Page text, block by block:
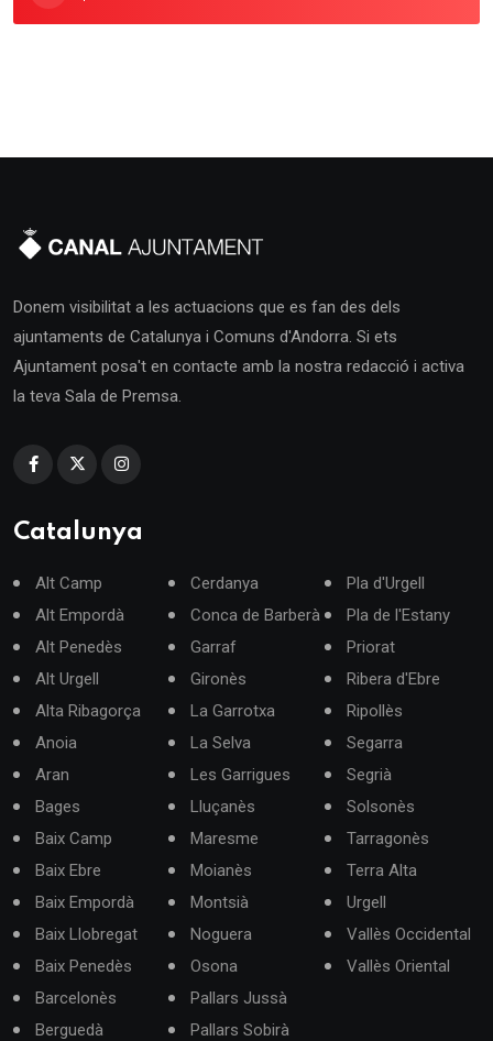
Donem visibilitat a les actuacions que es fan des dels
ajuntaments de Catalunya i Comuns d'Andorra. Si ets
Ajuntament posa't en contacte amb la nostra redacció i activa
la teva Sala de Premsa.
Catalunya
Alt Camp
Alt Empordà
Alt Penedès
Alt Urgell
Alta Ribagorça
Anoia
Aran
Bages
Baix Camp
Baix Ebre
Baix Empordà
Baix Llobregat
Baix Penedès
Barcelonès
Berguedà
Cerdanya
Conca de Barberà
Garraf
Gironès
La Garrotxa
La Selva
Les Garrigues
Lluçanès
Maresme
Moianès
Montsià
Noguera
Osona
Pallars Jussà
Pallars Sobirà
Pla d'Urgell
Pla de l'Estany
Priorat
Ribera d'Ebre
Ripollès
Segarra
Segrià
Solsonès
Tarragonès
Terra Alta
Urgell
Vallès Occidental
Vallès Oriental